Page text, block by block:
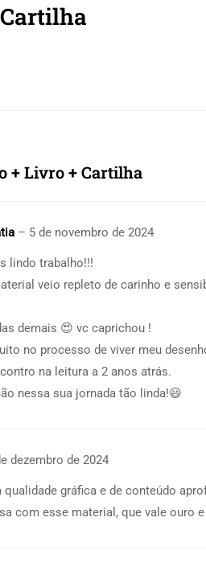
+ Livro + Cartilha
– 5 de novembro de 2024
lindo trabalho!!!
veio repleto de carinho e
demais 😍 vc caprichou !
no processo de viver meu
na leitura a 2 anos atrás.
nessa sua jornada tão linda!😃
dezembro de 2024
gráfica e de conteúdo
com esse material, que vale ouro